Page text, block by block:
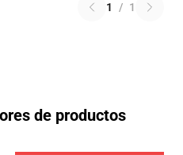
1 / 1
de productos